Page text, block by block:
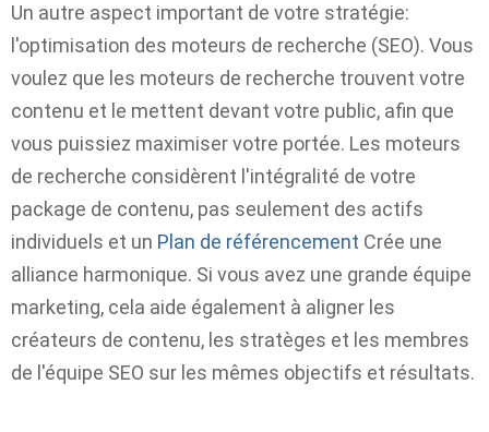
Un autre aspect important de votre stratégie:
l'optimisation des moteurs de recherche (SEO). Vous
voulez que les moteurs de recherche trouvent votre
contenu et le mettent devant votre public, afin que
vous puissiez maximiser votre portée. Les moteurs
de recherche considèrent l'intégralité de votre
package de contenu, pas seulement des actifs
individuels et un Plan de référencement Crée une
alliance harmonique. Si vous avez une grande équipe
marketing, cela aide également à aligner les
créateurs de contenu, les stratèges et les membres
de l'équipe SEO sur les mêmes objectifs et résultats.